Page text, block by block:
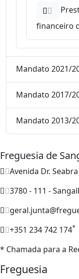
financeiro
Mandato 2021/
Mandato 2017/
Mandato 2013/
Freguesia de
Avenida Dr.
3780 - 111 -
+351 234 742 174*
* Chamada para a
Freguesia